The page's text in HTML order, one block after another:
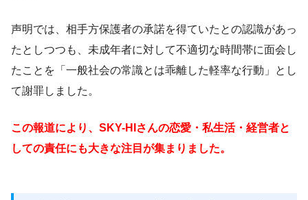
声明では、相手方保護者の承諾を得ていたとの認識があっ
たとしつつも、未成年者に対して不適切な時間帯に面会し
たことを「一般社会の常識とは乖離した軽率な行動」とし
て謝罪しました。
この報道により、SKY-HIさんの恋愛・私生活・経営者と
しての責任にも大きな注目が集まりました。